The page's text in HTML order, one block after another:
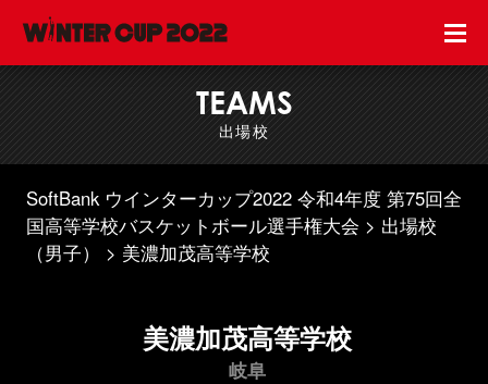
TEAMS
出場校
SoftBank ウインターカップ2022 令和4年度 第75回全
国高等学校バスケットボール選手権大会
出場校
（男子）
美濃加茂高等学校
美濃加茂高等学校
岐阜